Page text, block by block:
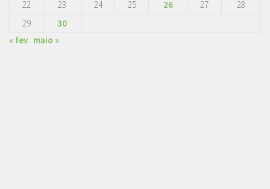
22
23 24 25 26 27
28
29
30
« fev maio »